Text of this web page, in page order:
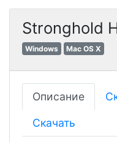
Stronghold
Windows Mac OS X
Описание
Скачать